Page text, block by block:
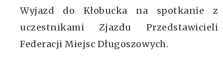
Wyjazd do Kłobucka na spotkanie z
uczestnikami Zjazdu Przedstawicieli
Federacji Miejsc Długoszowych.